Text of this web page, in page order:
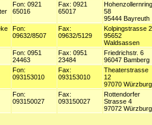
Fon: 0921
65016
Fax: 0921
65017
Hohenzollernring
58
95444 Bayreuth
Fon:
09632/8507
Fax:
09632/5129
Kolpingstrasse 2
95652
Waldsassen
Fon: 0951
24463
Fax: 0951
23484
Friedrichstr. 6
96047 Bamberg
Fon:
093153010
Fax:
093153010
Theaterstrasse
12
97070 Würzburg
Fon:
093150027
Fax:
093150027
Rottendorfer
Strasse 4
97072 Würzburg